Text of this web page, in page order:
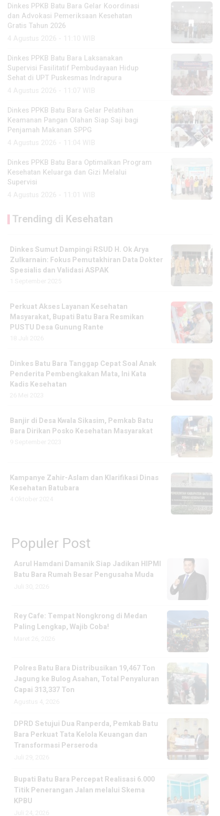
Dinkes PPKB Batu Bara Gelar Koordinasi
dan Advokasi Pemeriksaan Kesehatan
Gratis Tahun 2026
Dinkes PPKB Batu Bara Laksanakan
Supervisi Fasilitatif Pembudayaan Hidup
Sehat di UPT Puskesmas Indrapura
Dinkes PPKB Batu Bara Gelar Pelatihan
Keamanan Pangan Olahan Siap Saji bagi
Penjamah Makanan SPPG
Dinkes PPKB Batu Bara Optimalkan Program
Kesehatan Keluarga dan Gizi Melalui
Supervisi
Trending di Kesehatan
Dinkes Sumut Dampingi RSUD H. Ok Arya
Zulkarnain: Fokus Pemutakhiran Data Dokter
Spesialis dan Validasi ASPAK
Perkuat Akses Layanan Kesehatan
Masyarakat, Bupati Batu Bara Resmikan
PUSTU Desa Gunung Rante
Dinkes Batu Bara Tanggap Cepat Soal Anak
Penderita Pembengkakan Mata, Ini Kata
Kadis Kesehatan
Banjir di Desa Kwala Sikasim, Pemkab Batu
Bara Dirikan Posko Kesehatan Masyarakat
Kampanye Zahir-Aslam dan Klarifikasi Dinas
Kesehatan Batubara
Populer Post
Asrul Hamdani Damanik Siap Jadikan HIPMI
Batu Bara Rumah Besar Pengusaha Muda
Rey Cafe: Tempat Nongkrong di Medan
Paling Lengkap, Wajib Coba!
Polres Batu Bara Distribusikan 19,467 Ton
Jagung ke Bulog Asahan, Total Penyaluran
Capai 313,337 Ton
DPRD Setujui Dua Ranperda, Pemkab Batu
Bara Perkuat Tata Kelola Keuangan dan
Transformasi Perseroda
Bupati Batu Bara Percepat Realisasi 6.000
Titik Penerangan Jalan melalui Skema
KPBU